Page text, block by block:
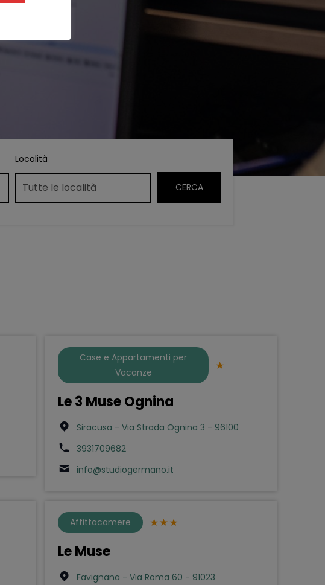
Località
Case e Appartamenti per
Vacanze
Le 3 Muse Ognina
Siracusa - Via Strada Ognina 3 - 96100
3931709682
info@studiogermano.it
Affittacamere
Le Muse
Favignana - Via Roma 60 - 91023